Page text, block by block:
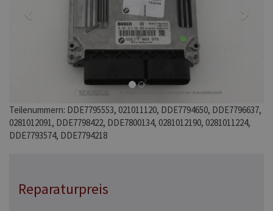
Teilenummern: DDE7795553, 021011120, DDE7794650, DDE7796637,
0281012091, DDE7798422, DDE7800134, 0281012190, 0281011224,
DDE7793574, DDE7794218
Reparaturpreis